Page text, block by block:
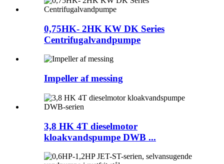
0,75HK- 2HK KW DK Series
Centrifugalvandpumpe
Impeller af messing
3,8 HK 4T dieselmotor
kloakvandspumpe DWB ...